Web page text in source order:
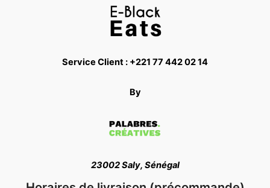
Service Client : +221 77 442 02 14
By
23002 Saly, Sénégal